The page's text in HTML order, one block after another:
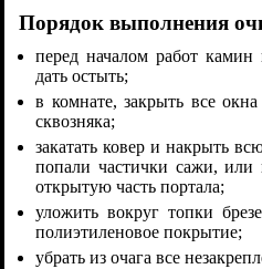
Порядок выполнения
перед началом работ камин
дать остыть;
в комнате, закрыть все
сквозняка;
закатать ковер и накрыть
попали частички сажи, или
открытую часть портала;
уложить вокруг топки
полиэтиленовое покрытие;
убрать из очага все